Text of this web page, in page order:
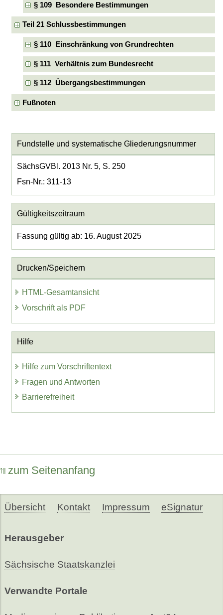
§ 109 Besondere Bestimmungen
Teil 21 Schlussbestimmungen
§ 110 Einschränkung von Grundrechten
§ 111 Verhältnis zum Bundesrecht
§ 112 Übergangsbestimmungen
Fußnoten
Fundstelle und systematische Gliederungsnummer
SächsGVBl. 2013 Nr. 5, S. 250
Fsn-Nr.: 311-13
Gültigkeitszeitraum
Fassung gültig ab: 16. August 2025
Drucken/Speichern
HTML-Gesamtansicht
Vorschrift als PDF
Hilfe
Hilfe zum Vorschriftentext
Fragen und Antworten
Barrierefreiheit
zum Seitenanfang
Übersicht Kontakt Impressum eSignatur
Herausgeber
Sächsische Staatskanzlei
Verwandte Portale